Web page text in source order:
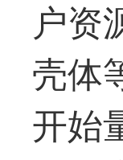
户资
壳体
开始